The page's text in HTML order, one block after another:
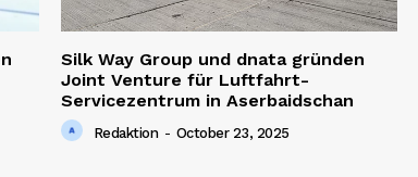
Silk Way Group und dnata gründen
Joint Venture für Luftfahrt-
Servicezentrum in Aserbaidschan
Redaktion - October 23, 2025